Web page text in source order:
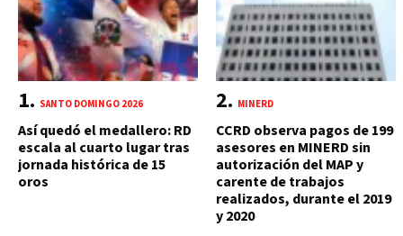
SANTO DOMINGO 2026
Así quedó el medallero: RD
escala al cuarto lugar tras
jornada histórica de 15
oros
MINERD
CCRD observa pagos de 199
asesores en MINERD sin
autorización del MAP y
carente de trabajos
realizados, durante el 2019
y 2020